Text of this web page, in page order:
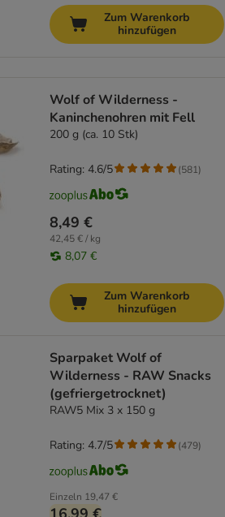
Zum Warenkorb
hinzufügen
Wolf of Wilderness -
Kaninchenohren mit Fell
200 g (ca. 10 Stk)
8,49 €
42,45 € / kg
8,07 €
Rating: 4.6/5 (581)
Zum Warenkorb
hinzufügen
Sparpaket Wolf of
Wilderness - RAW Snacks
(gefriergetrocknet)
RAW5 Mix 3 x 150 g
Einzeln 19,47 €
Rating: 4.7/5 (479)